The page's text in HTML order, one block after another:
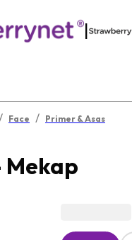
|
Face / Primer & Asas
Mekap